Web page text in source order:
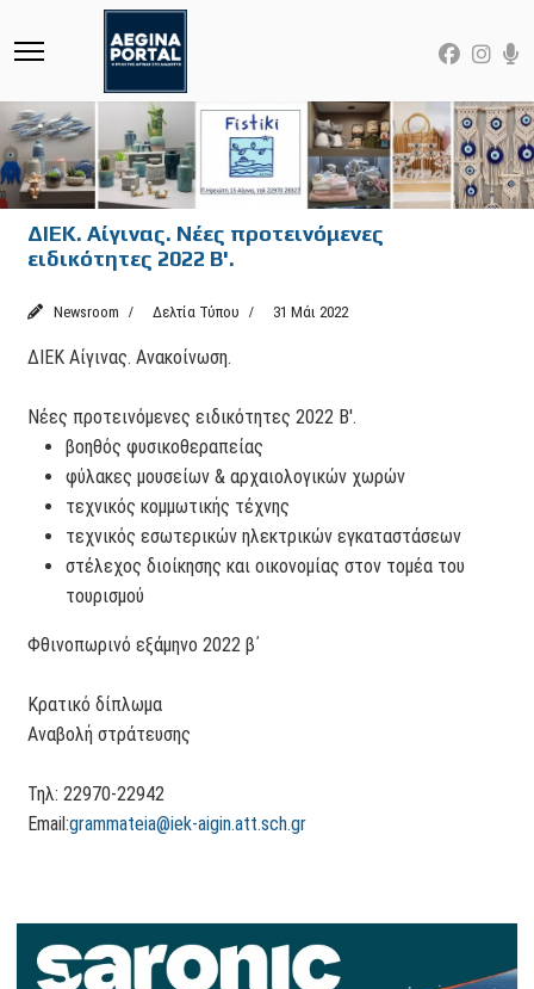
ΔΙΕΚ. Αίγινας. Νέες προτεινόμενες
ειδικότητες 2022 Β'.
Newsroom Δελτία Τύπου 31 Μάι 2022
ΔΙΕΚ Αίγινας. Ανακοίνωση.
Νέες προτεινόμενες ειδικότητες 2022 Β'.
βοηθός φυσικοθεραπείας
φύλακες μουσείων & αρχαιολογικών χωρών
τεχνικός κομμωτικής τέχνης
τεχνικός εσωτερικών ηλεκτρικών εγκαταστάσεων
στέλεχος διοίκησης και οικονομίας στον τομέα του
τουρισμού
Φθινοπωρινό εξάμηνο 2022 β΄
Κρατικό δίπλωμα
Αναβολή στράτευσης
Τηλ: 22970-22942
Email:grammateia@iek-aigin.att.sch.gr